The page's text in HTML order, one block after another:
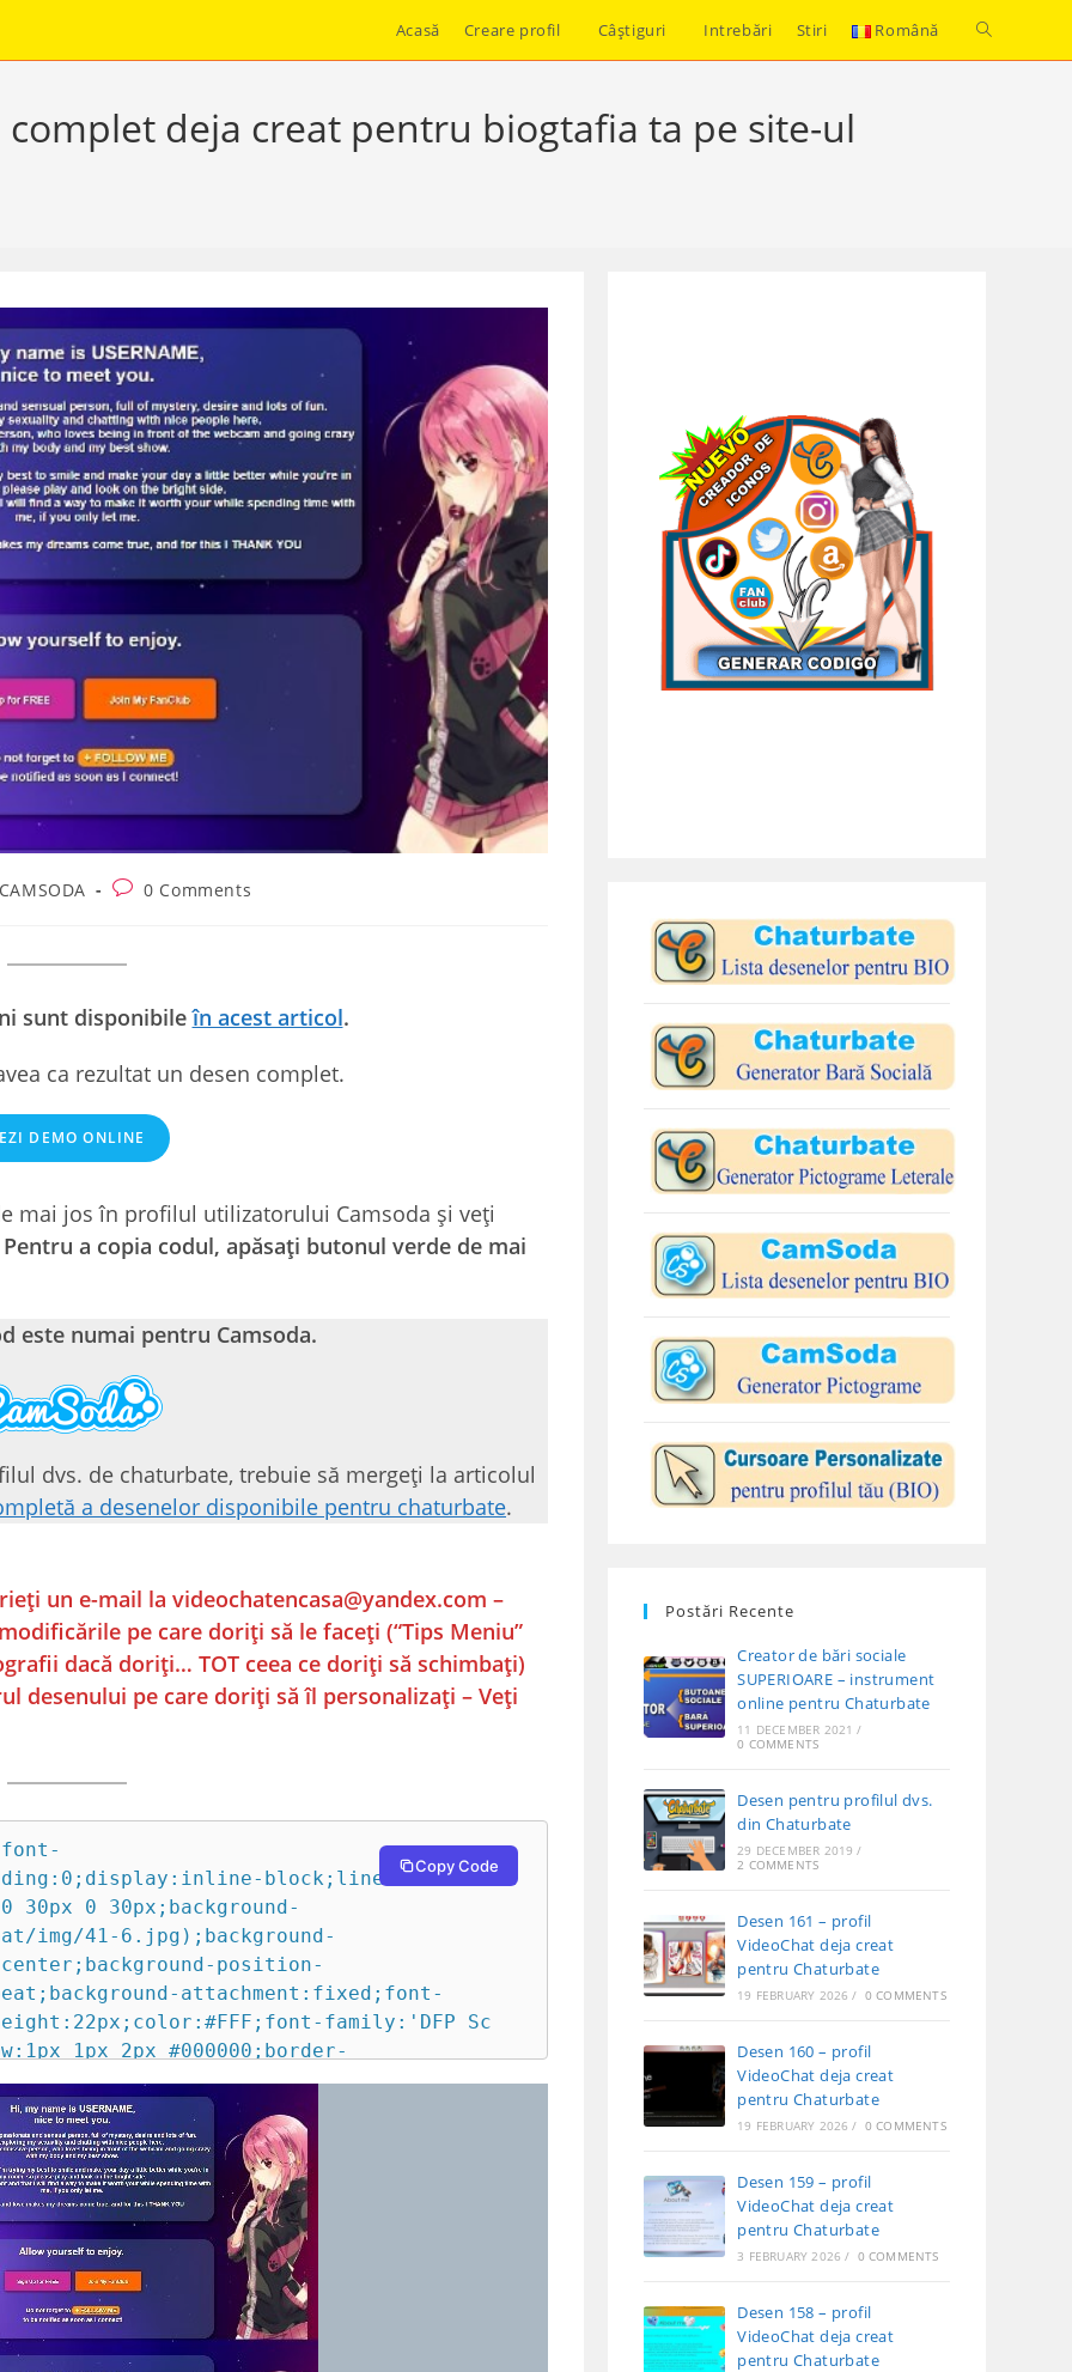
Acasă Creare profil Câștiguri Intrebări Stiri Română Toggle
complet deja creat pentru biogtafia ta pe site-ul
Post0 Comments
sunt disponibileîn acest articol.
ca rezultat un desen complet.
DEMO ONLINE
mai jos în profilul utilizatorului Camsoda și veți
Pentru a copia codul, apăsați butonul verde de mai
este numai pentru Camsoda.
dvs. de chaturbate, trebuie să mergeți la articolul
a desenelor disponibile pentru chaturbate.
un e-mail la videochatencasa@yandex.com –
pe care doriți să le faceți (“Tips Meniu”
dacă doriți… TOT ceea ce doriți să schimbați)
desenului pe care doriți să îl personalizați – Veți
src='https://gogonude.com/buton/pak21/spriteso.png' class='spinner-module__spinner--t5QJY' style='padding:0;width:1000px;height:auto;padding:0px;left:-100px;position:relative;&#112;&#111;&#115;&#105;&#116;&#105;&#111;&#110;:relative;position:var(--position,relative)!important;background-repeat:no-repeat;background:url(https://gogonude.com/buton/pak21/base.gif);background-size:50px;cursor:url(https://gogonude.com/buton/pak20/amaz1c.png), auto!important;'></a><a href='https://www.camsoda.com/?id=videochatencasa&type=REV&join_form=1' style='display:block;width:50px;height:50px;overflow:hidden;'><img src='https://gogonude.com/buton/pak21/spriteso.png' class='spinner-module__spinner--t5QJY' style='padding:0;width:1000px;height:auto;padding:0px;left:-350px;position:relative;&#112;&#111;&#115;&#105;&#116;&#105;&#111;&#110;:relative;position:var(--position,relative)!important;background-repeat:no-repeat;background:url(https://gogonude.com/buton/pak21/base.gif);background-size:50px;cursor:url(https://gogonude.com/buton/pak20/sodafan1c.png), auto!important;'></a><a href='https://www.camsoda.com/?id=videochatencasa&typ
Copy Code
Postări Recente
Creator de bări sociale
SUPERIOARE – instrument
online pentru Chaturbate
11 DECEMBER 2021 /
0 COMMENTS
Desen pentru profilul dvs.
din Chaturbate
29 DECEMBER 2019 /
2 COMMENTS
Desen 161 – profil
VideoChat deja creat
pentru Chaturbate
19 FEBRUARY 2026 / 0 COMMENTS
Desen 160 – profil
VideoChat deja creat
pentru Chaturbate
19 FEBRUARY 2026 / 0 COMMENTS
Desen 159 – profil
VideoChat deja creat
pentru Chaturbate
3 FEBRUARY 2026 / 0 COMMENTS
Desen 158 – profil
VideoChat deja creat
pentru Chaturbate